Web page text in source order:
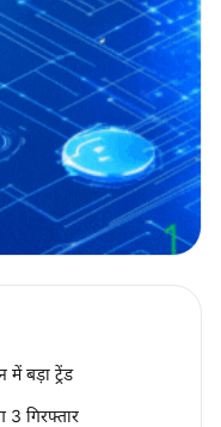
बड़ा ट्रेंड
3 गिरफ्तार